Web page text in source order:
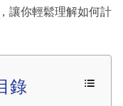
讓你輕鬆理解如何計
錄